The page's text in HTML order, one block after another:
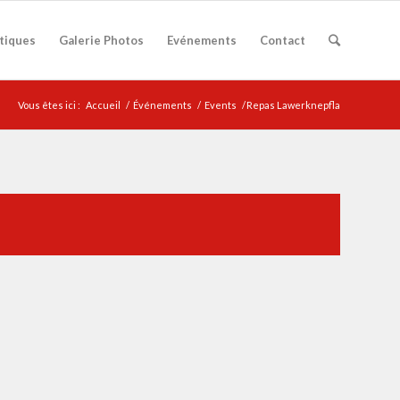
Galerie Photos Evénements Contact
Vous êtes ici : Accueil / Événements / Events /Repas Lawerknepfla